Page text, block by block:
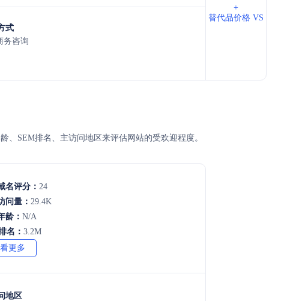
式
务咨询
+
替代品价格 VS
、SEM排名、主访问地区来评估网站的受欢迎程度。
名评分： 24
问量： 29.4K
龄： N/A
名： 3.2M
更多
地区